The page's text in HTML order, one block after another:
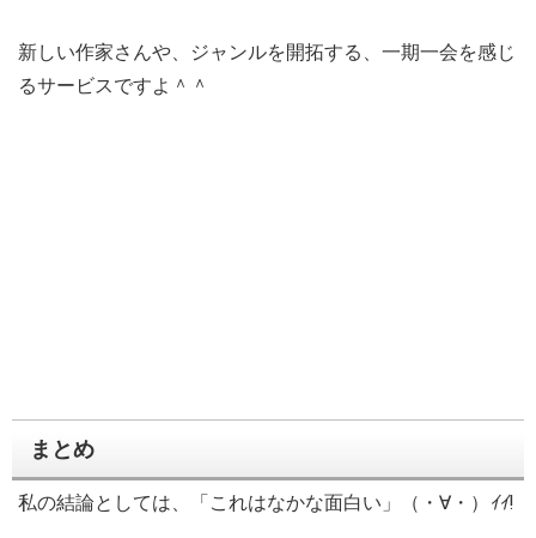
新しい作家さんや、ジャンルを開拓する、一期一会を感じ
るサービスですよ＾＾
まとめ
私の結論としては、「これはなかな面白い」（・∀・） ｲｲ!